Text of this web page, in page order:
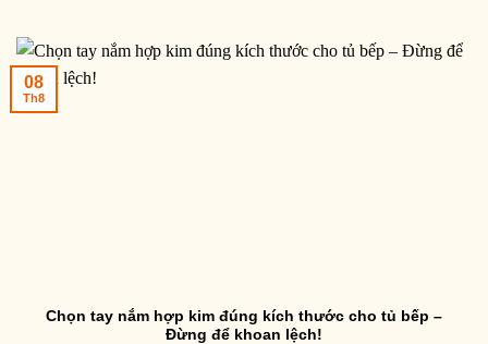
Chọn tay nắm hợp kim đúng kích thước cho tủ bếp –
Đừng để khoan lệch!
08
Th8